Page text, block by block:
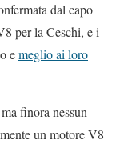
dal capo
per la Ceschi, e i
emeglio ai loro
finora nessun
un motore V8